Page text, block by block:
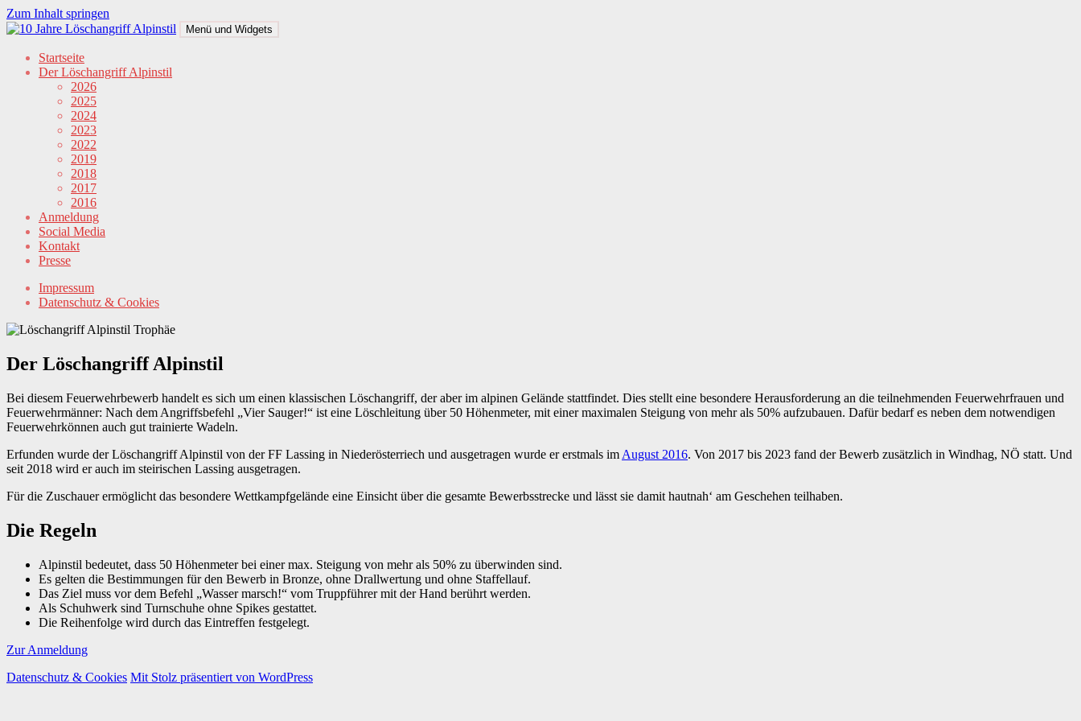
Zum Inhalt springen
Löschangriff Alpinstil
Der steilste Löschangriff der Alpen
Menü und Widgets
Startseite
Der Löschangriff Alpinstil
2026
2025
2024
2023
2022
2019
2018
2017
2016
Anmeldung
Social Media
Kontakt
Presse
Impressum
Datenschutz & Cookies
Der Löschangriff Alpinstil
Bei diesem Feuerwehrbewerb handelt es sich um einen klassischen Löschangriff, der aber im alpinen Gelände stattfindet. Dies stellt eine besondere Herausforderung an die teilnehmenden Feuerwehrfrauen und
Feuerwehrmänner: Nach dem Angriffsbefehl „Vier Sauger!“ ist eine Löschleitung über 50 Höhenmeter, mit einer maximalen Steigung von mehr als 50% aufzubauen. Dafür bedarf es neben dem notwendigen
Feuerwehrkönnen auch gut trainierte Wadeln.
Erfunden wurde der Löschangriff Alpinstil von der FF Lassing in Niederösterriech und ausgetragen wurde er erstmals im August 2016. Von 2017 bis 2023 fand der Bewerb zusätzlich in Windhag, NÖ statt. Und
seit 2018 wird er auch im steirischen Lassing ausgetragen.
Für die Zuschauer ermöglicht das besondere Wettkampfgelände eine Einsicht über die gesamte Bewerbsstrecke und lässt sie damit hautnah‘ am Geschehen teilhaben.
Die Regeln
Alpinstil bedeutet, dass 50 Höhenmeter bei einer max. Steigung von mehr als 50% zu überwinden sind.
Es gelten die Bestimmungen für den Bewerb in Bronze, ohne Drallwertung und ohne Staffellauf.
Das Ziel muss vor dem Befehl „Wasser marsch!“ vom Truppführer mit der Hand berührt werden.
Als Schuhwerk sind Turnschuhe ohne Spikes gestattet.
Die Reihenfolge wird durch das Eintreffen festgelegt.
Zur Anmeldung
Datenschutz & Cookies Mit Stolz präsentiert von WordPress